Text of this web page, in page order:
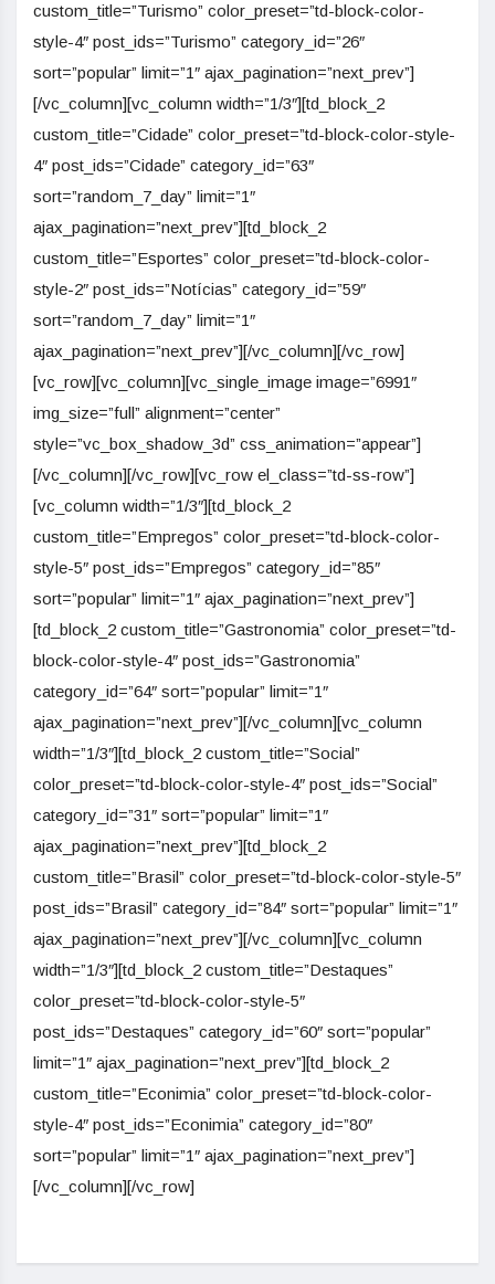
custom_title=”Turismo” color_preset=”td-block-color-
style-4″ post_ids=”Turismo” category_id=”26″
sort=”popular” limit=”1″ ajax_pagination=”next_prev”]
[/vc_column][vc_column width=”1/3″][td_block_2
custom_title=”Cidade” color_preset=”td-block-color-style-
4″ post_ids=”Cidade” category_id=”63″
sort=”random_7_day” limit=”1″
ajax_pagination=”next_prev”][td_block_2
custom_title=”Esportes” color_preset=”td-block-color-
style-2″ post_ids=”Notícias” category_id=”59″
sort=”random_7_day” limit=”1″
ajax_pagination=”next_prev”][/vc_column][/vc_row]
[vc_row][vc_column][vc_single_image image=”6991″
img_size=”full” alignment=”center”
style=”vc_box_shadow_3d” css_animation=”appear”]
[/vc_column][/vc_row][vc_row el_class=”td-ss-row”]
[vc_column width=”1/3″][td_block_2
custom_title=”Empregos” color_preset=”td-block-color-
style-5″ post_ids=”Empregos” category_id=”85″
sort=”popular” limit=”1″ ajax_pagination=”next_prev”]
[td_block_2 custom_title=”Gastronomia” color_preset=”td-
block-color-style-4″ post_ids=”Gastronomia”
category_id=”64″ sort=”popular” limit=”1″
ajax_pagination=”next_prev”][/vc_column][vc_column
width=”1/3″][td_block_2 custom_title=”Social”
color_preset=”td-block-color-style-4″ post_ids=”Social”
category_id=”31″ sort=”popular” limit=”1″
ajax_pagination=”next_prev”][td_block_2
custom_title=”Brasil” color_preset=”td-block-color-style-5″
post_ids=”Brasil” category_id=”84″ sort=”popular” limit=”1″
ajax_pagination=”next_prev”][/vc_column][vc_column
width=”1/3″][td_block_2 custom_title=”Destaques”
color_preset=”td-block-color-style-5″
post_ids=”Destaques” category_id=”60″ sort=”popular”
limit=”1″ ajax_pagination=”next_prev”][td_block_2
custom_title=”Econimia” color_preset=”td-block-color-
style-4″ post_ids=”Econimia” category_id=”80″
sort=”popular” limit=”1″ ajax_pagination=”next_prev”]
[/vc_column][/vc_row]